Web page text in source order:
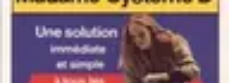
Astuces Rubik Cube
Astuces et TechniquesTechniques de SpeedcubingAstuces et
techniquesRésolution Techniques et Astuces
Astuces Rubik Cube